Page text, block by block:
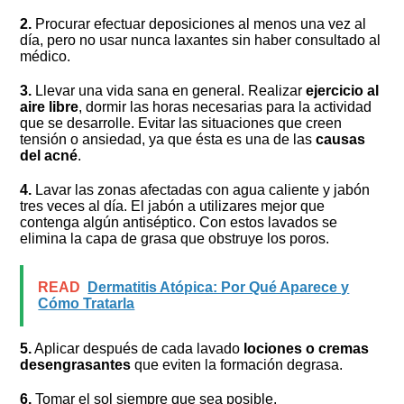
2. Procurar efectuar deposiciones al menos una vez al
día, pero no usar nunca laxantes sin haber consultado al
médico.
3. Llevar una vida sana en general. Realizarejercicio al
aire libre, dormir las horas necesarias para la actividad
que se desarrolle. Evitar las situaciones que creen
tensión o ansiedad, ya que ésta es una de lascausas
del acné.
4. Lavar las zonas afectadas con agua caliente y jabón
tres veces al día. El jabón a utilizares mejor que
contenga algún antiséptico. Con estos lavados se
elimina la capa de grasa que obstruye los poros.
READ
Dermatitis Atópica: Por Qué Aparece y
Cómo Tratarla
5.Aplicar después de cada lavado lociones o cremas
desengrasantes que eviten la formación degrasa.
6. Tomar el sol siempre que sea posible.